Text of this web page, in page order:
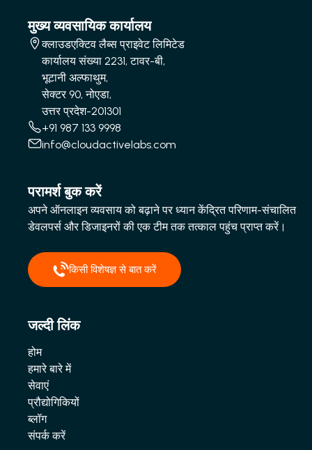
मुख्य व्यवसायिक कार्यालय
क्लाउडएक्टिव लैब्स प्राइवेट लिमिटेड
कार्यालय संख्या 2231, टावर-बी,
भूटानी अल्फाथुम,
सेक्टर 90, नोएडा,
उत्तर प्रदेश-201301
+91 987 133 9998
info@cloudactivelabs.com
परामर्श बुक करें
अपने ऑनलाइन व्यवसाय को बढ़ाने पर ध्यान केंद्रित परिणाम-संचालित
डेवलपर्स और डिजाइनरों की एक टीम तक तत्काल पहुंच प्राप्त करें।
किसी विशेषज्ञ से बात करें
जल्दी लिंक
होम
हमारे बारे में
सेवाएं
प्रौद्योगिकियों
ब्लॉग
संपर्क करें